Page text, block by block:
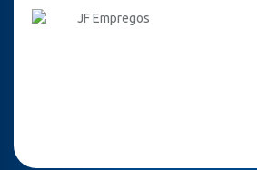
JF Empregos